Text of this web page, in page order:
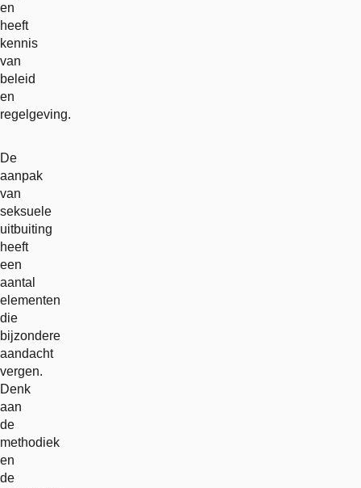
en
heeft
kennis
van
beleid
en
regelgeving.
De
aanpak
van
seksuele
uitbuiting
heeft
een
aantal
elementen
die
bijzondere
aandacht
vergen.
Denk
aan
de
methodiek
en
de